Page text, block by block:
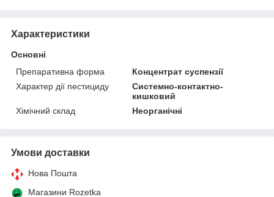
Характеристики
Основні
Препаративна форма
Концентрат суспензії
Характер дії пестициду
Системно-контактно-
кишковий
Хімічний склад
Неорганічні
Умови доставки
Нова Пошта
Магазини Rozetka